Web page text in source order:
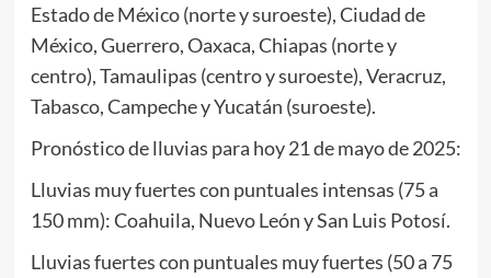
Estado de México (norte y suroeste), Ciudad de
México, Guerrero, Oaxaca, Chiapas (norte y
centro), Tamaulipas (centro y suroeste), Veracruz,
Tabasco, Campeche y Yucatán (suroeste).
Pronóstico de lluvias para hoy 21 de mayo de 2025:
Lluvias muy fuertes con puntuales intensas (75 a
150 mm): Coahuila, Nuevo León y San Luis Potosí.
Lluvias fuertes con puntuales muy fuertes (50 a 75